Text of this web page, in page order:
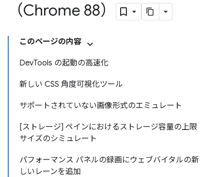
（Chrome 88）
このページの内容
DevTools の起動の高速化
新しい CSS 角度可視化ツール
サポートされていない画像形式のエミュレート
[ストレージ] ペインにおけるストレージ容量の上限
サイズのシミュレート
パフォーマンス パネルの録画にウェブバイタルの新
しいレーンを追加